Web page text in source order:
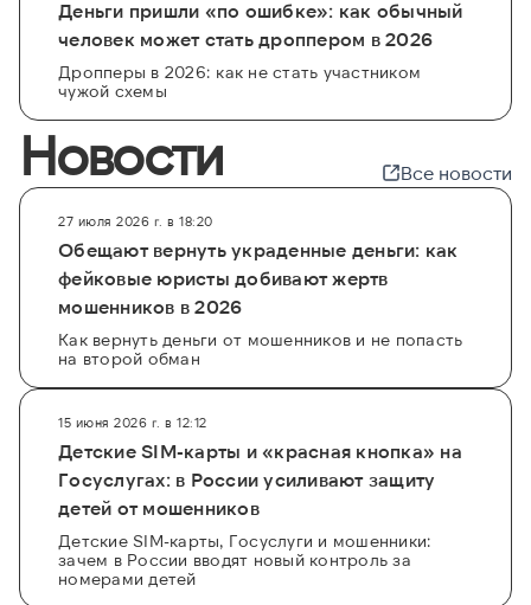
Деньги пришли «по ошибке»: как обычный
человек может стать дроппером в 2026
Дропперы в 2026: как не стать участником
чужой схемы
Новости Все новости
27 июля 2026 г. в 18:20
Обещают вернуть украденные деньги: как
фейковые юристы добивают жертв
мошенников в 2026
Как вернуть деньги от мошенников и не попасть
на второй обман
15 июня 2026 г. в 12:12
Детские SIM-карты и «красная кнопка» на
Госуслугах: в России усиливают защиту
детей от мошенников
Детские SIM-карты, Госуслуги и мошенники:
зачем в России вводят новый контроль за
номерами детей